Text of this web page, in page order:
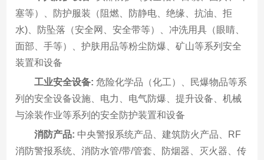
塞等）、防护服装（阻燃、防静电、绝缘、抗油、拒
水)、防坠落（安全网、安全带等）、冲洗用具（眼睛、
面部、手等）、护肤用品等粉尘防爆、矿山等系列安全
装置和设备
工业安全设备: 危险化学品（化工）、民爆物品等系
列的安全设备设施、电力、电气防爆、提升设备、机械
与涂装作业等系列的安全防护装置和设备
消防产品: 中央警报系统产品、建筑防火产品、RF
消防警报系统、消防水管/带/管套、防烟器、灭火器、传